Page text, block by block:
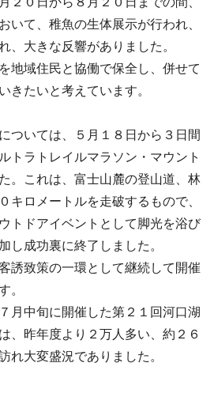
いて、稚魚の生体展示が行われ、
、大きな反響がありました。
地域住民と協働で保全し、併せて
きたいと考えています。
ついては、５月１８日から３日間
トラトレイルマラソン・マウント
。これは、富士山麓の登山道、林
キロメートルを走破するもので、
トドアイベントとして脚光を浴び
し成功裏に終了しました。
誘致策の一環として継続して開催
。
月中旬に開催した第２１回河口湖
、昨年度より２万人多い、約２６
れ大変盛況でありました。